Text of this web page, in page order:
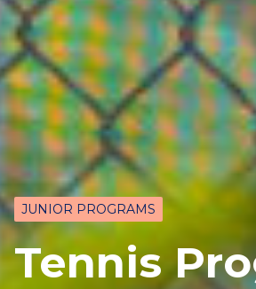
JUNIOR PROGRAMS
Tennis